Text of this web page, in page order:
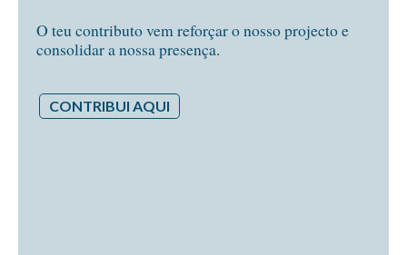
O teu contributo vem reforçar o nosso projecto e
consolidar a nossa presença.
CONTRIBUI AQUI